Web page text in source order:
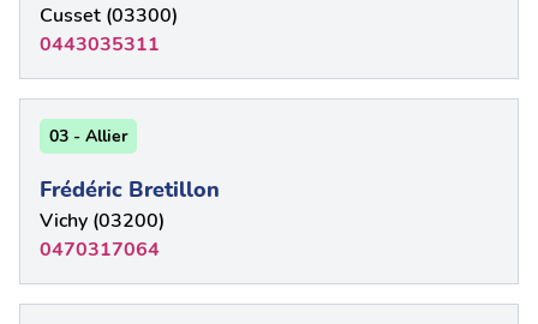
Cusset (03300)
0443035311
03 - Allier
Frédéric Bretillon
Vichy (03200)
0470317064